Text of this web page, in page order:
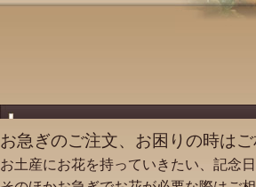
お急ぎのご注文、お困りの時はご
お土産にお花を持っていきたい、記念日